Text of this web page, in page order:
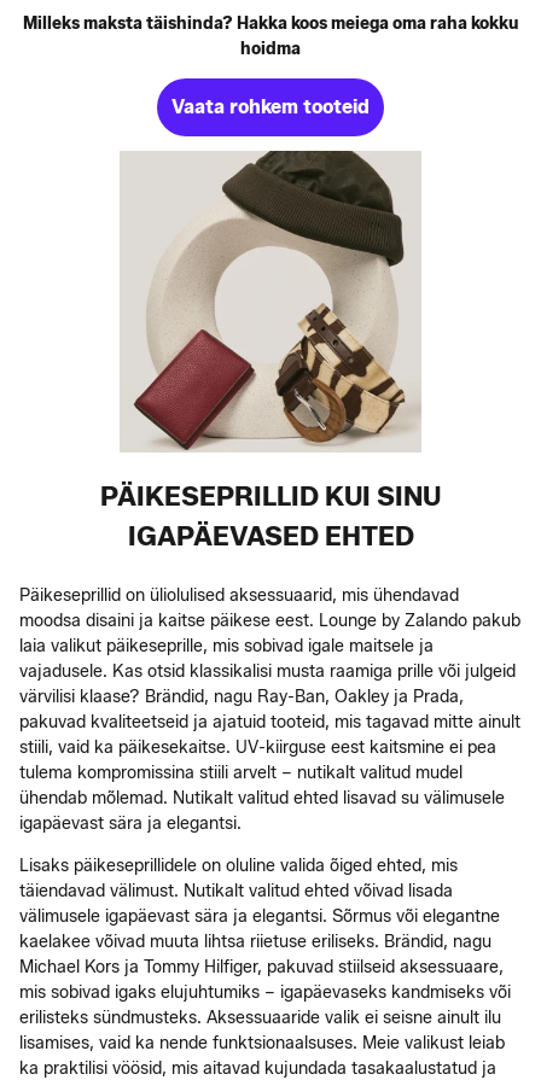
Milleks maksta täishinda? Hakka koos meiega oma raha kokku
hoidma
Vaata rohkem tooteid
PÄIKESEPRILLID KUI SINU
IGAPÄEVASED EHTED
Päikeseprillid on üliolulised aksessuaarid, mis ühendavad
moodsa disaini ja kaitse päikese eest. Lounge by Zalando pakub
laia valikut päikeseprille, mis sobivad igale maitsele ja
vajadusele. Kas otsid klassikalisi musta raamiga prille või julgeid
värvilisi klaase? Brändid, nagu Ray-Ban, Oakley ja Prada,
pakuvad kvaliteetseid ja ajatuid tooteid, mis tagavad mitte ainult
stiili, vaid ka päikesekaitse. UV-kiirguse eest kaitsmine ei pea
tulema kompromissina stiili arvelt – nutikalt valitud mudel
ühendab mõlemad. Nutikalt valitud ehted lisavad su välimusele
igapäevast sära ja elegantsi.
Lisaks päikeseprillidele on oluline valida õiged ehted, mis
täiendavad välimust. Nutikalt valitud ehted võivad lisada
välimusele igapäevast sära ja elegantsi. Sõrmus või elegantne
kaelakee võivad muuta lihtsa riietuse eriliseks. Brändid, nagu
Michael Kors ja Tommy Hilfiger, pakuvad stiilseid aksessuaare,
mis sobivad igaks elujuhtumiks – igapäevaseks kandmiseks või
erilisteks sündmusteks. Aksessuaaride valik ei seisne ainult ilu
lisamises, vaid ka nende funktsionaalsuses. Meie valikust leiab
ka praktilisi vöösid, mis aitavad kujundada tasakaalustatud ja